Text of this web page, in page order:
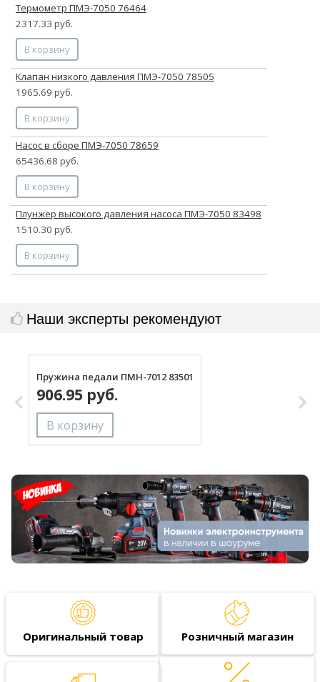
Термометр ПМЭ-7050 76464
2317.33 руб.
В корзину
Клапан низкого давления ПМЭ-7050 78505
1965.69 руб.
В корзину
Насос в сборе ПМЭ-7050 78659
65436.68 руб.
В корзину
Плунжер высокого давления насоса ПМЭ-7050 83498
1510.30 руб.
В корзину
Наши эксперты рекомендуют
Пружина педали ПМН-7012 83501
906.95 руб.
Оригинальный товар Розничный магазин